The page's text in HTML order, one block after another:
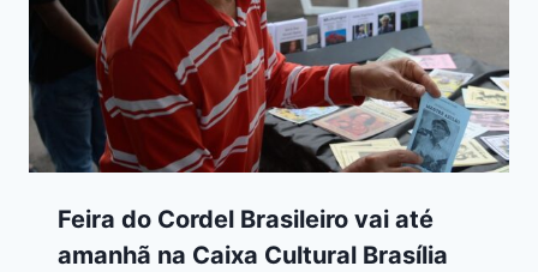
Feira do Cordel Brasileiro vai até
amanhã na Caixa Cultural Brasília